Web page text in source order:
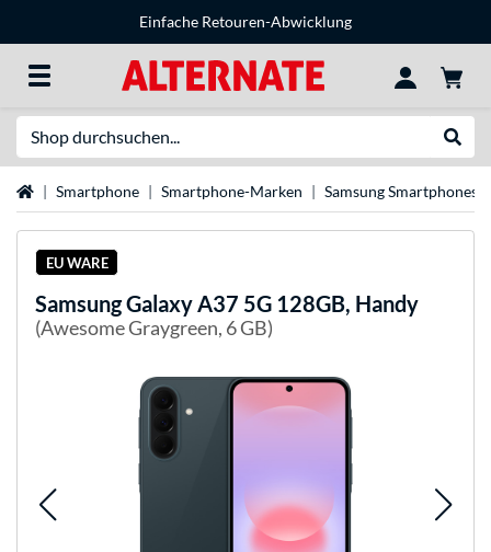
Einfache Retouren-Abwicklung
StartseiteSmartphone Smartphone-Marken Samsung Smartphones
EU WARE
SamsungGalaxy A37 5G 128GB, Handy
(Awesome Graygreen, 6 GB)